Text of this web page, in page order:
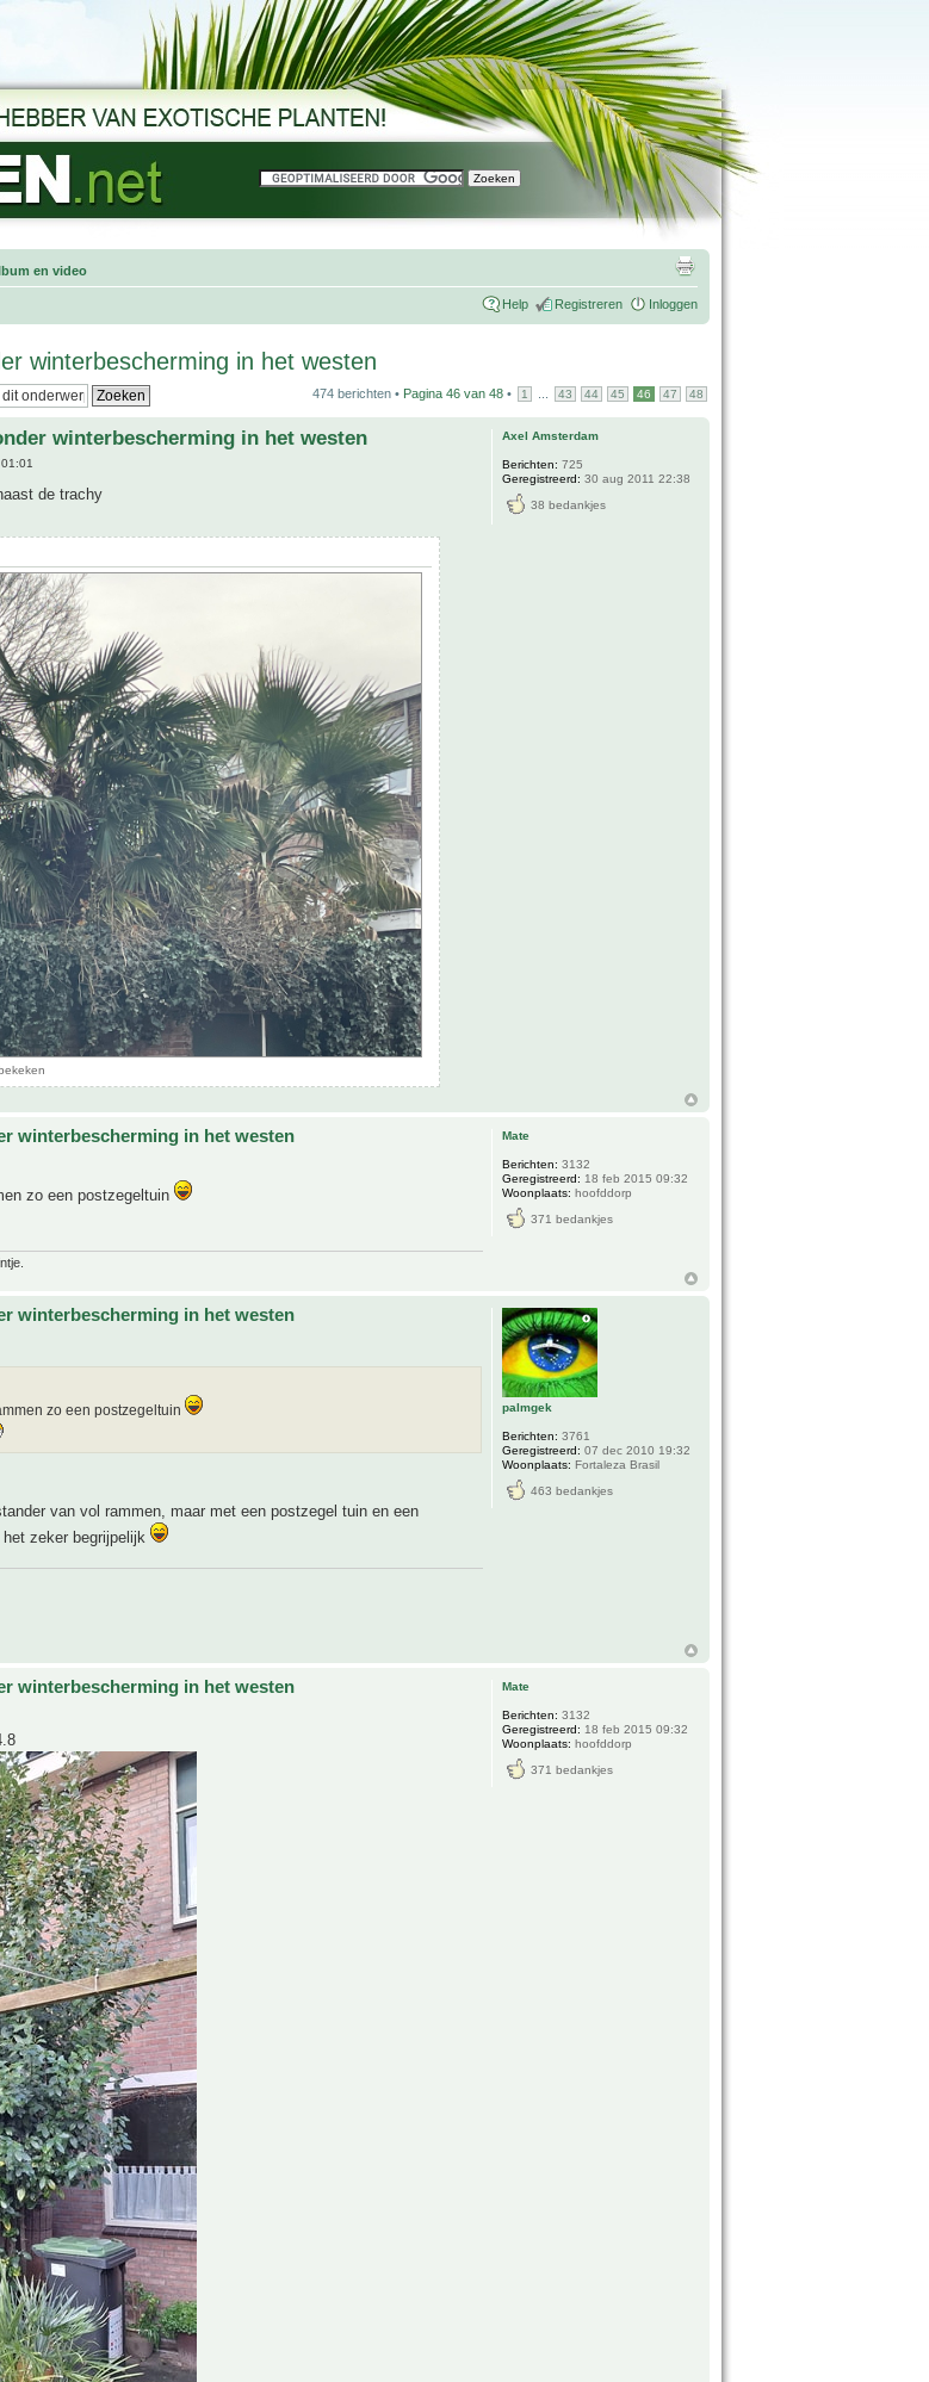
en video
Help Registreren Inloggen
winterbescherming in het westen
474 berichten • Pagina 46 van 48 • 1 43 44 45 46 47 48
winterbescherming in het westen
de trachy
Axel Amsterdam
Berichten: 725
Geregistreerd: 30 aug 2011 22:38
38 bedankjes
winterbescherming in het westen
zo een postzegeltuin
Mate
Berichten: 3132
Geregistreerd: 18 feb 2015 09:32
Woonplaats: hoofddorp
371 bedankjes
winterbescherming in het westen
zo een postzegeltuin
van vol rammen, maar met een postzegel tuin en een
zeker begrijpelijk
palmgek
Berichten: 3761
Geregistreerd: 07 dec 2010 19:32
Woonplaats: Fortaleza Brasil
463 bedankjes
winterbescherming in het westen Mate
Berichten: 3132
Geregistreerd: 18 feb 2015 09:32
Woonplaats: hoofddorp
371 bedankjes